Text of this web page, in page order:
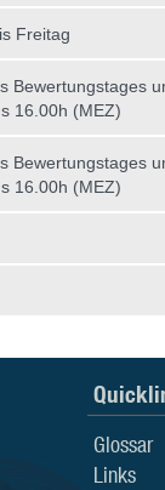
Freitag
Bewertungstages
16.00h (MEZ)
Bewertungstages
16.00h (MEZ)
Glossar
Links